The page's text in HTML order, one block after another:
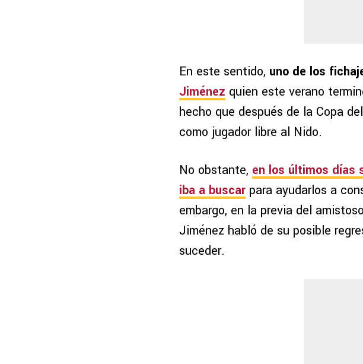
En este sentido, uno de los
Jiménez quien este verano
hecho que después de la Copa
como jugador libre al Nido.
No obstante, en los últimos días
iba a buscar para ayudarlos a
embargo, en la previa del
Jiménez habló de su posible
suceder.